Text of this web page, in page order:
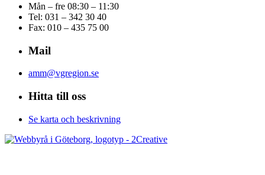
Mån – fre 08:30 – 11:30
Tel: 031 – 342 30 40
Fax: 010 – 435 75 00
Mail
amm@vgregion.se
Hitta till oss
Se karta och beskrivning